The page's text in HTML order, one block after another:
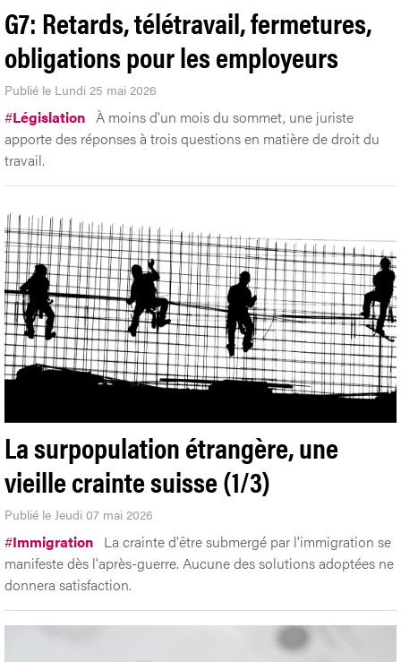
G7: Retards, télétravail, fermetures,
obligations pour les employeurs
Publié le Lundi 25 mai 2026
#Législation À moins d'un mois du sommet, une juriste
apporte des réponses à trois questions en matière de droit du
travail.
La surpopulation étrangère, une
vieille crainte suisse (1/3)
Publié le Jeudi 07 mai 2026
#Immigration La crainte d'être submergé par l'immigration se
manifeste dès l'après-guerre. Aucune des solutions adoptées ne
donnera satisfaction.